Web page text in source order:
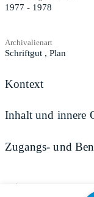
1977 - 1978
Archivalienart
Schriftgut , Plan
Kontext
Inhalt und innere
Zugangs- und
Teilen